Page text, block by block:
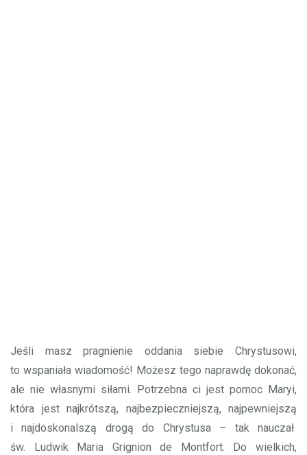
Jeśli masz pragnienie oddania siebie Chrystusowi,
to wspaniała wiadomość! Możesz tego naprawdę dokonać,
ale nie własnymi siłami. Potrzebna ci jest pomoc Maryi,
która jest najkrótszą, najbezpieczniejszą, najpewniejszą
i najdoskonalszą drogą do Chrystusa – tak nauczał
św. Ludwik Maria Grignion de Montfort. Do wielkich,